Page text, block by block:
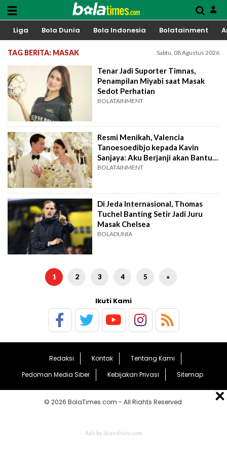
Liga Bola Dunia Bola Indonesia Bolatainment
TAG BERITA: MASAK Sabtu, 08 Agustus 2026
Tenar Jadi Suporter Timnas,
Penampilan Miyabi saat Masak
Sedot Perhatian
BOLATAINMENT
Resmi Menikah, Valencia
Tanoesoedibjo kepada Kavin
Sanjaya: Aku Berjanji akan Bantu
Masak Indomie di Tengah Malam
BOLATAINMENT
Di Jeda Internasional, Thomas
Tuchel Banting Setir Jadi Juru
Masak Chelsea
BOLADUNIA
1 2 3 4 5 »
Ikuti Kami
Redaksi Kontak
Tentang Kami
Pedoman Media Siber
Kebijakan Privasi Sitemap
© 2026 BolaTimes.com - All Rights Reserved.